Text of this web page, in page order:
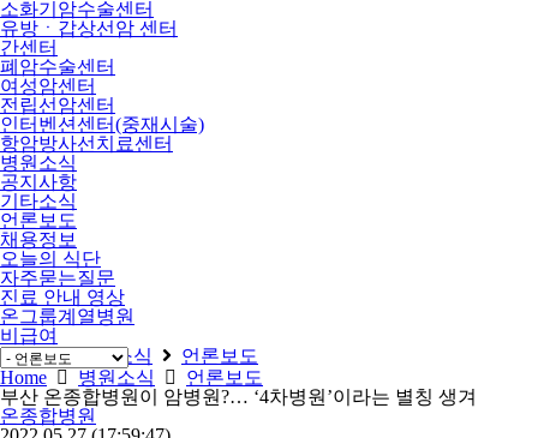
소화기암수술센터
유방ㆍ갑상선암 센터
간센터
폐암수술센터
여성암센터
전립선암센터
인터벤션센터(중재시술)
항암방사선치료센터
병원소식
공지사항
기타소식
언론보도
채용정보
오늘의 식단
자주묻는질문
진료 안내 영상
온그룹계열병원
비급여
Home
병원소식
언론보도
Home
병원소식
언론보도
부산 온종합병원이 암병원?… ‘4차병원’이라는 별칭 생겨
온종합병원